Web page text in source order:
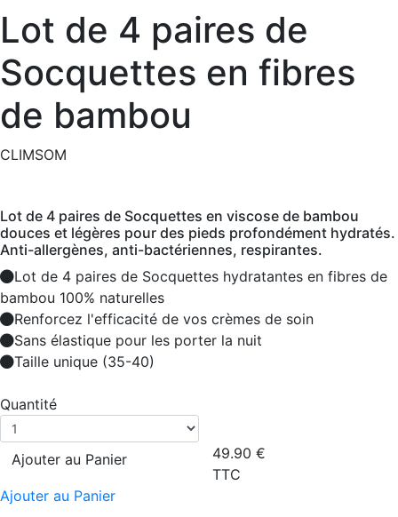
Lot de 4 paires de
Socquettes en fibres
de bambou
CLIMSOM
Lot de 4 paires de Socquettes en viscose de bambou
douces et légères pour des pieds profondément hydratés.
Anti-allergènes, anti-bactériennes, respirantes.
Lot de 4 paires de Socquettes hydratantes en fibres de
bambou 100% naturelles
Renforcez l'efficacité de vos crèmes de soin
Sans élastique pour les porter la nuit
Taille unique (35-40)
Quantité
Ajouter au Panier
Ajouter au Panier
49.90 €
TTC